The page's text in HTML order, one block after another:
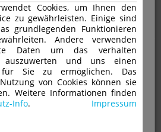
Cookies, um Ihnen den
zu gewährleisten. Einige sind
grundlegenden Funktionieren
Andere verwenden
Daten um das verhalten
auszuwerten und uns einen
für Sie zu ermöglichen. Das
von Cookies können sie
Weitere Informationen finden
Info.
Impressum
08
Über uns
IMPRESSUM
WIDERRUFSRECHT
AGB